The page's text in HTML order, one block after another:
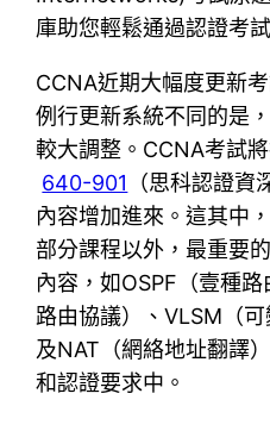
庫助您輕鬆通過認證考
CCNA近期大幅度更新
例行更新系統不同的是
較大調整。CCNA考試
640-901
（思科認證
內容增加進來。這其中
部分課程以外，最重要
內容，如OSPF（壹種
路由協議）、VLSM（
及NAT（網絡地址翻譯
和認證要求中。